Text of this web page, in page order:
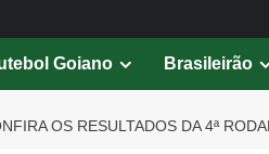
Goiano Brasileirão
OS RESULTADOS DA 4ª